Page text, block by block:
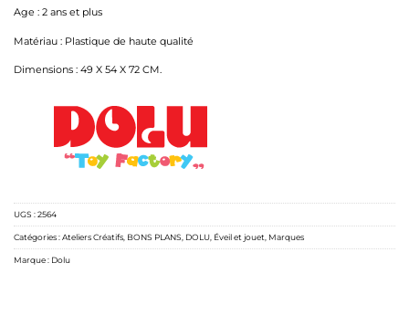
Age : 2 ans et plus
Matériau : Plastique de haute qualité
Dimensions : 49 X 54 X 72 CM.
UGS :2564
Catégories :Ateliers Créatifs, BONS PLANS, DOLU, Éveil et jouet, Marques
Marque : Dolu